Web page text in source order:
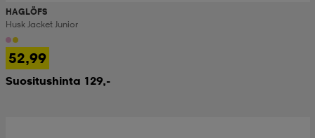
HAGLÖFS
Husk Jacket Junior
52,99
Suositushinta 129,-